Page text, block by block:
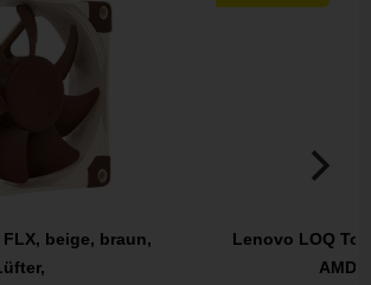
beige, braun,
Lenovo LOQ
AMD